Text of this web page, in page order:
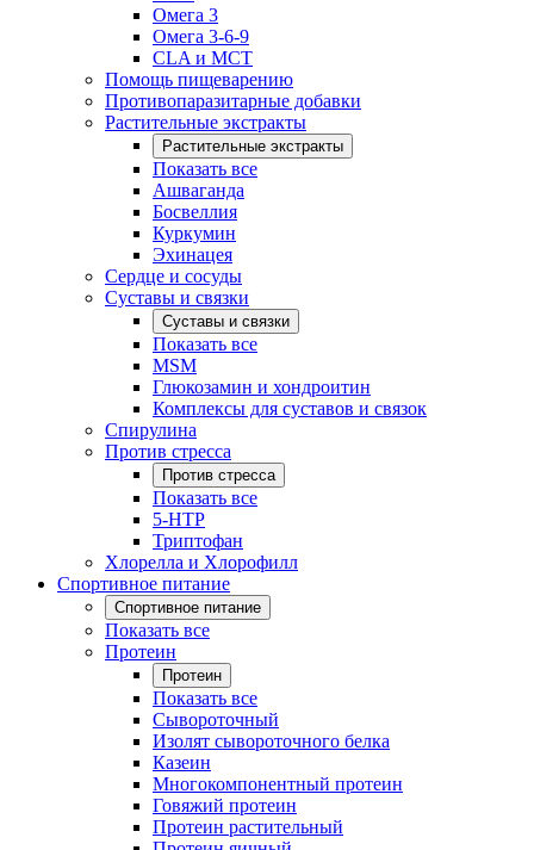
Омега 3
Омега 3-6-9
CLA и MCT
Помощь пищеварению
Противопаразитарные добавки
Растительные экстракты
Растительные экстракты
Показать все
Ашваганда
Босвеллия
Куркумин
Эхинацея
Сердце и сосуды
Суставы и связки
Суставы и связки
Показать все
MSM
Глюкозамин и хондроитин
Комплексы для суставов и связок
Спирулина
Против стресса
Против стресса
Показать все
5-HTP
Триптофан
Хлорелла и Хлорофилл
Спортивное питание
Спортивное питание
Показать все
Протеин
Протеин
Показать все
Сывороточный
Изолят сывороточного белка
Казеин
Многокомпонентный протеин
Говяжий протеин
Протеин растительный